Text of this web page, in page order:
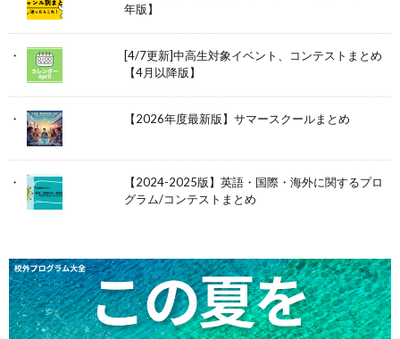
年版】
[4/7更新]中高生対象イベント、コンテストまとめ
【4月以降版】
【2026年度最新版】サマースクールまとめ
【2024-2025版】英語・国際・海外に関するプロ
グラム/コンテストまとめ